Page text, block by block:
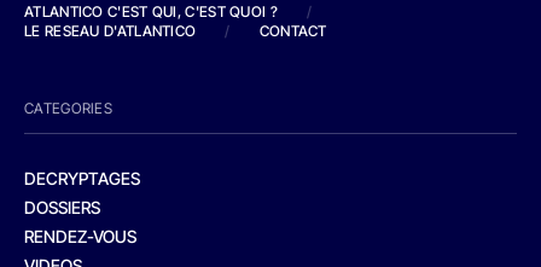
ATLANTICO C'EST QUI, C'EST QUOI ?
/
LE RESEAU D'ATLANTICO
/ CONTACT
CATEGORIES
DECRYPTAGES
DOSSIERS
RENDEZ-VOUS